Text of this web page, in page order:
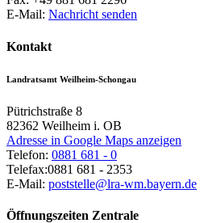
E-Mail: Nachricht senden
Kontakt
Landratsamt Weilheim-Schongau
Pütrichstraße 8
82362 Weilheim i. OB
Adresse in Google Maps anzeigen
Telefon: 0881 681 - 0
Telefax:0881 681 - 2353
E-Mail: poststelle@lra-wm.bayern.de
Öffnungszeiten Zentrale